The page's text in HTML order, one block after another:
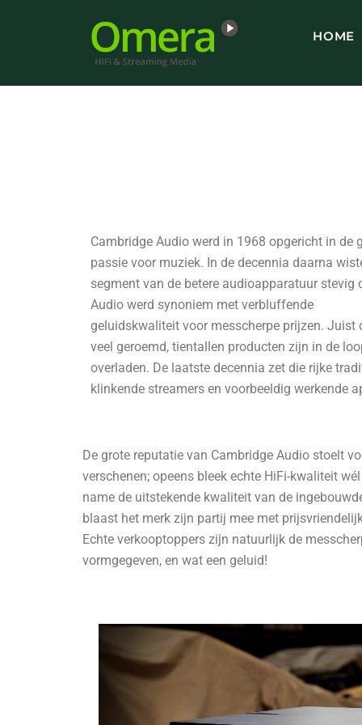
HOME
Cambridge Audio werd in 1968 opgericht in de
passie voor muziek. In de decennia daarna
segment van de betere audioapparatuur stevig
Audio werd synoniem met verbluffende
geluidskwaliteit voor messcherpe prijzen. Juist
veel geroemd, tientallen producten zijn in de
overladen. De laatste decennia zet die rijke
klinkende streamers en voorbeeldig werkende
De grote reputatie van Cambridge Audio stoelt
verschenen; opeens bleek echte HiFi-kwaliteit
name de uitstekende kwaliteit van de
blaast het merk zijn partij mee met
Echte verkooptoppers zijn natuurlijk de
vormgegeven, en wat een geluid!